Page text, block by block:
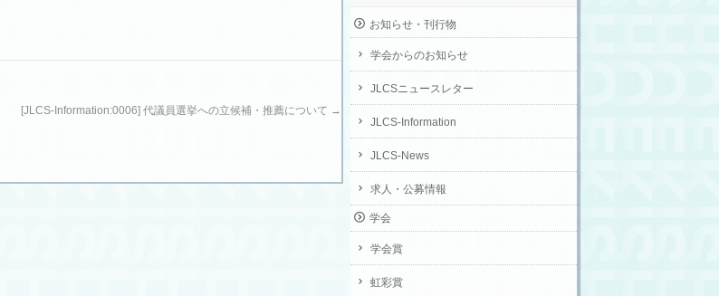
[JLCS-Information:00​06] 代議員選挙への立候補・推薦について →
お知らせ・刊行物
学会からのお知らせ
JLCSニュースレター
JLCS-Information
JLCS-News
求人・公募情報
学会
学会賞
虹彩賞